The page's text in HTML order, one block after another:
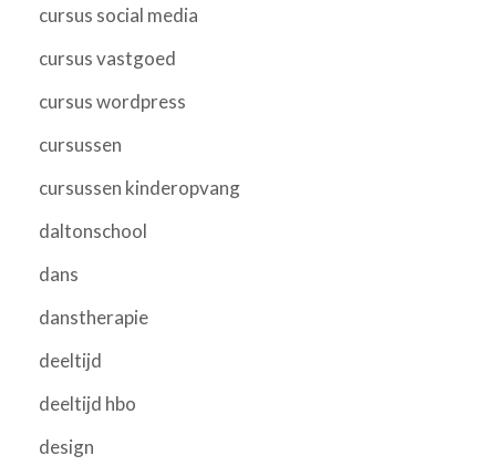
cursus social media
cursus vastgoed
cursus wordpress
cursussen
cursussen kinderopvang
daltonschool
dans
danstherapie
deeltijd
deeltijd hbo
design